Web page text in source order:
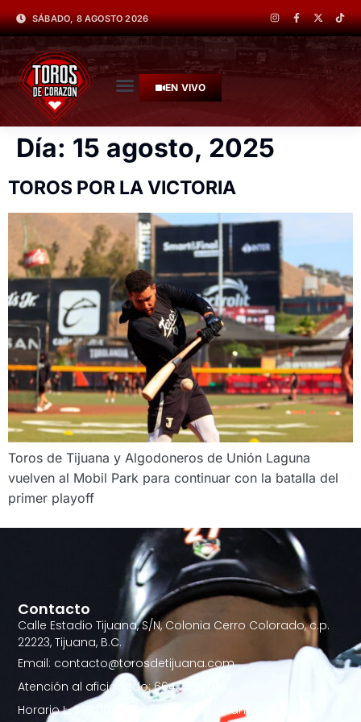
SÁBADO, 8 AGOSTO 2026
EN VIVO
Día: 15 agosto, 2025
TOROS POR LA VICTORIA
Toros de Tijuana y Algodoneros de Unión Laguna
vuelven al Mobil Park para continuar con la batalla del
primer playoff
Contacto
Calle Estadio Tijuana, S/N, Colonia Cerro Colorado, c.p.
22223, Tijuana, B.C.
Email: contacto@torosdetijuana.com
Atención al aficionado: 664.257.21.88
Horario L-S 10:00AM - 6:00PM | D 10:00 am a 2:00 pm